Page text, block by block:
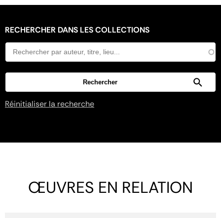
RECHERCHER DANS LES COLLECTIONS
Réinitialiser la recherche
ŒUVRES EN RELATION